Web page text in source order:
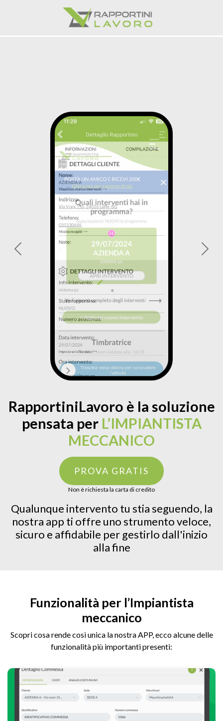
RapportiniLavoro è la soluzione
pensata per L’IMPIANTISTA
MECCANICO
PROVA GRATIS
Non è richiesta la carta di credito
Qualunque intervento tu stia seguendo, la
nostra app ti offre uno strumento veloce,
sicuro e affidabile per gestirlo dall'inizio
alla fine
Previous Next
Funzionalità per l’Impiantista
meccanico
Scopri cosa rende così unica la nostra APP, ecco alcune delle
funzionalità più importanti presenti: